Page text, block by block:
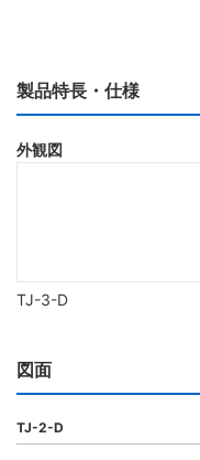
製品特長・仕様
外観図
TJ-3-D
図面
TJ-2-D